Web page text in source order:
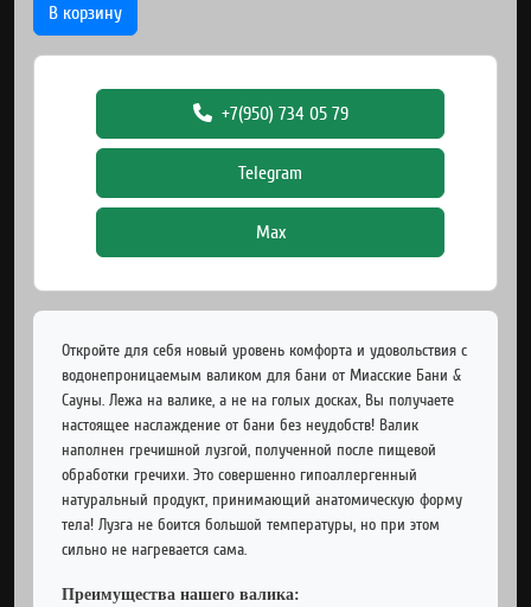
В корзину
+7(950) 734 05 79
Telegram
Max
Откройте для себя новый уровень комфорта и удовольствия с
водонепроницаемым валиком для бани от Миасские Бани &
Сауны. Лежа на валике, а не на голых досках, Вы получаете
настоящее наслаждение от бани без неудобств! Валик
наполнен гречишной лузгой, полученной после пищевой
обработки гречихи. Это совершенно гипоаллергенный
натуральный продукт, принимающий анатомическую форму
тела! Лузга не боится большой температуры, но при этом
сильно не нагревается сама.
Преимущества нашего валика: